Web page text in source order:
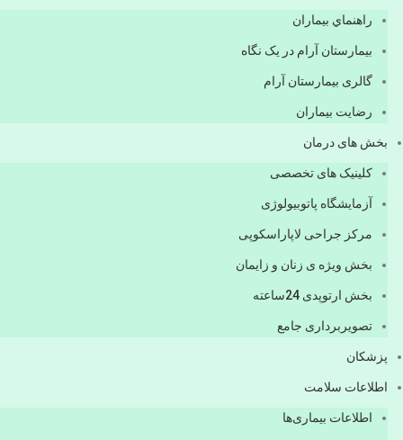
راهنماي بیماران
بیمارستان آرام در یک نگاه
گالری بیمارستان آرام
رضایت بیماران
بخش های درمان
کلینیک های تخصصی
آزمایشگاه پاتوبیولوژی
مرکز جراحی لاپاراسکوپی
بخش ویژه ی زنان و زایمان
بخش ارتوپدی 24ساعته
تصویربرداری جامع
پزشكان
اطلاعات سلامت
اطلاعات بیماری‌ها